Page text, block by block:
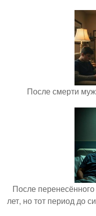
После смерти
После
лет, но тот период до